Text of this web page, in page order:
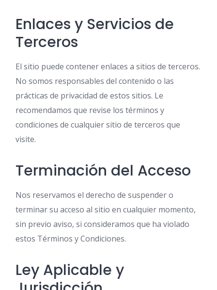
Enlaces y Servicios de
Terceros
El sitio puede contener enlaces a sitios de terceros.
No somos responsables del contenido o las
prácticas de privacidad de estos sitios. Le
recomendamos que revise los términos y
condiciones de cualquier sitio de terceros que
visite.
Terminación del Acceso
Nos reservamos el derecho de suspender o
terminar su acceso al sitio en cualquier momento,
sin previo aviso, si consideramos que ha violado
estos Términos y Condiciones.
Ley Aplicable y